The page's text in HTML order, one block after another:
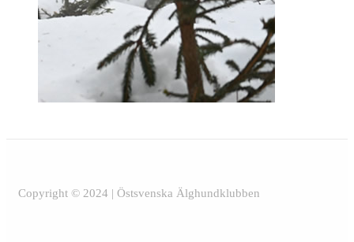
Copyright © 2024 | Östsvenska Älghundklubben